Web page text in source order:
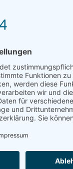
Bad
und